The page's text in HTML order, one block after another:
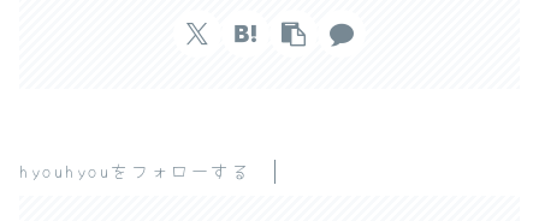
hyouhyouをフォローする